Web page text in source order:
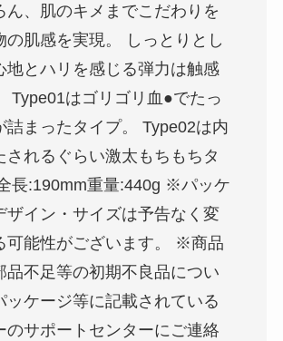
ん、肌のキメまでこだわりを
の肌感を実現。 しっとりとし
地とハリを感じる弾力は触感
Type01はゴリゴリ血●でたっ
詰まったタイプ。 Type02は内
されるぐらい激太もちもちタ
長:190mm重量:440g ※パッケ
ザイン・サイズは予告なく変
可能性がございます。 ※商品
品不足等の初期不良品につい
ッケージ等に記載されている
のサポートセンターにご連絡